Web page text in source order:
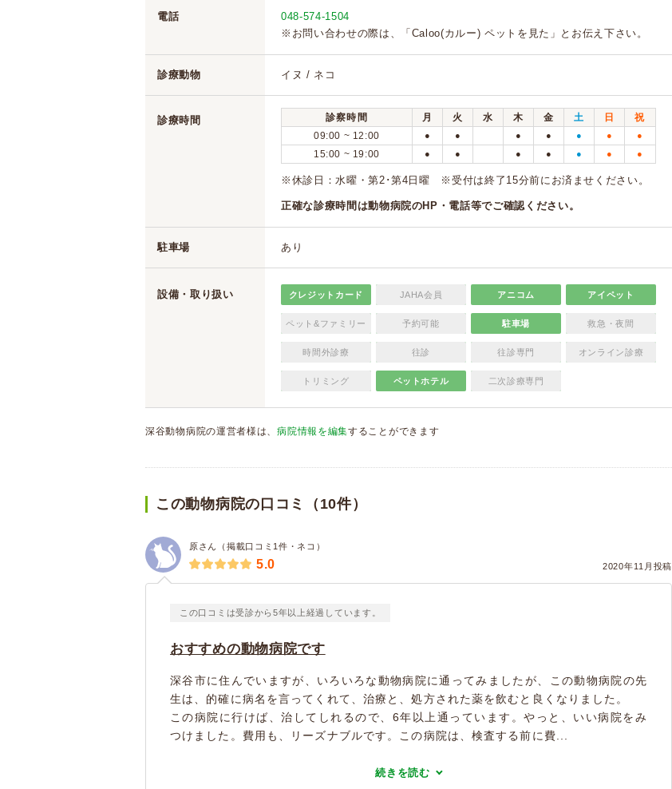
電話
048-574-1504
※お問い合わせの際は、「Caloo(カルー) ペットを見た」とお伝え下さい。
診療動物 イヌ / ネコ
診療時間 診察時間 月 火 水 木 金 土 日
祝
09:00 ~ 12:00
● ● ● ● ● ● ●
15:00 ~ 19:00 ● ● ● ● ● ● ●
※休診日：水曜・第2･第4日曜 ※受付は終了15分前にお済ませください。
正確な診療時間は動物病院のHP・電話等でご確認ください。
駐車場 あり
設備・取り扱い クレジットカード JAHA会員 アニコム アイペット
ペット&ファミリー 予約可能 駐車場 救急・夜間
時間外診療 往診 往診専門 オンライン診療
トリミング ペットホテル 二次診療専門
深谷動物病院の運営者様は、病院情報を編集することができます
この動物病院の口コミ（10件）
原さん（掲載口コミ1件・ネコ）
2020年11月投稿
5.0
この口コミは受診から5年以上経過しています。
おすすめの動物病院です
深谷市に住んでいますが、いろいろな動物病院に通ってみましたが、この動物病院の先
生は、的確に病名を言ってくれて、治療と、処方された薬を飲むと良くなりました。
この病院に行けば、治してしれるので、6年以上通っています。やっと、いい病院をみ
つけました。費用も、リーズナブルです。この病院は、検査する前に費...
続きを読む